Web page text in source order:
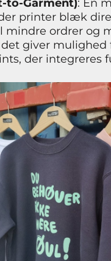
to-Garment): En
printer blæk
mindre ordrer og
giver mulighed
der